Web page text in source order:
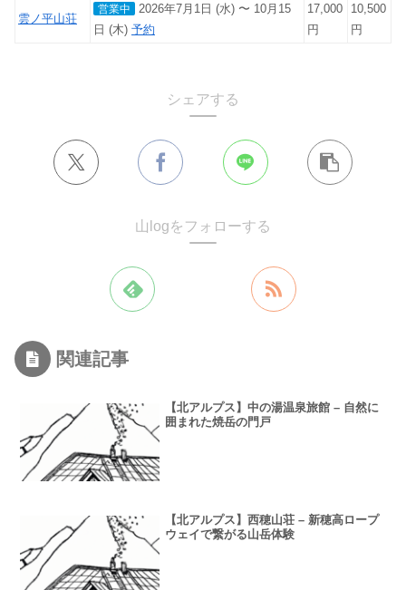
雲ノ平山荘
営業中
2026年7月1日 (水) 〜 10月15
日 (木) 予約
17,000
円
10,500
円
シェアする
山logをフォローする
関連記事
【北アルプス】中の湯温泉旅館 – 自然に
囲まれた焼岳の門戸
【北アルプス】西穂山荘 – 新穂高ロープ
ウェイで繋がる山岳体験